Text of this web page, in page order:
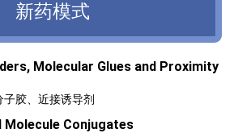
新药模式
Molecular Glues and Proximity
胶、近接诱导剂
Molecule Conjugates